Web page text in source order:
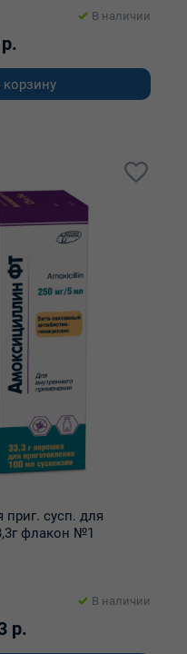
В наличии
корзину
сусп. для
флакон №1
В наличии
р.